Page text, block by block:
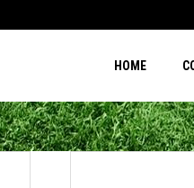
HOME